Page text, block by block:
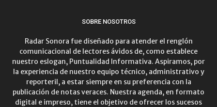
SOBRE NOSOTROS
Radar Sonora fue diseñado para atender el renglón
comunicacional de lectores ávidos de, como establece
nuestro eslogan, Puntualidad Informativa. Aspiramos, por
la experiencia de nuestro equipo técnico, administrativo y
reporteril, a estar siempre en su preferencia con la
publicación de notas veraces. Nuestra agenda, en formato
digital e impreso, tiene el objetivo de ofrecer los sucesos